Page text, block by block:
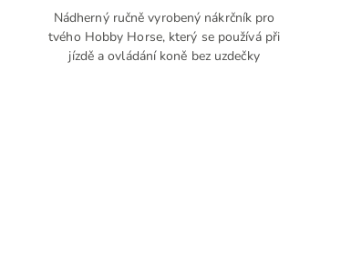
Nádherný ručně vyrobený nákrčník pro
tvého Hobby Horse, který se používá při
jízdě a ovládání koně bez uzdečky